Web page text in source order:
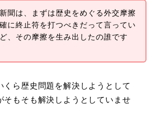
聞は、まずは歴史をめぐる外交摩擦
に終止符を打つべきだって言ってい
、その摩擦を生み出したの誰です
くら歴史問題を解決しようとして
そもそも解決しようとしていませ